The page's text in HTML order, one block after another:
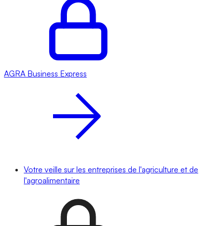
AGRA Business Express
Votre veille sur les entreprises de l'agriculture et de
l'agroalimentaire